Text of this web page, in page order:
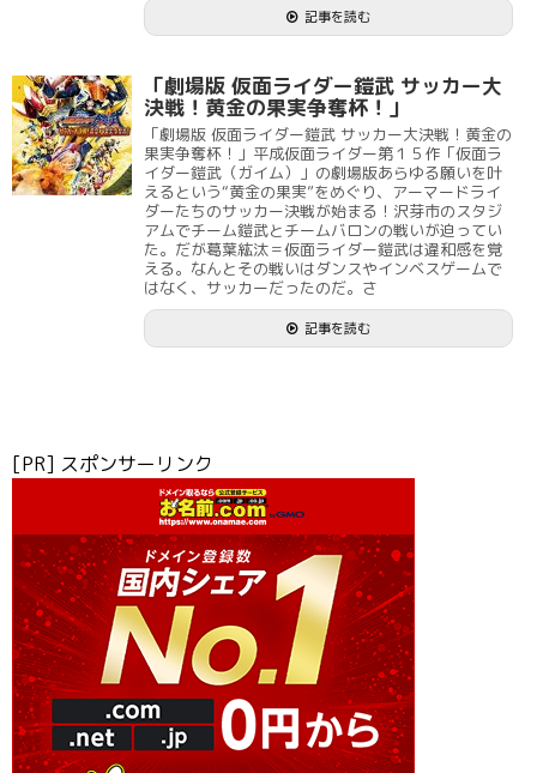
記事を読む
「劇場版 仮面ライダー鎧武 サッカー大
決戦！黄金の果実争奪杯！」
「劇場版 仮面ライダー鎧武 サッカー大決戦！黄金の
果実争奪杯！」平成仮面ライダー第１５作「仮面ラ
イダー鎧武（ガイム）」の劇場版あらゆる願いを叶
えるという“黄金の果実”をめぐり、アーマードライ
ダーたちのサッカー決戦が始まる！沢芽市のスタジ
アムでチーム鎧武とチームバロンの戦いが迫ってい
た。だが葛葉紘汰＝仮面ライダー鎧武は違和感を覚
える。なんとその戦いはダンスやインベスゲームで
はなく、サッカーだったのだ。さ
記事を読む
[PR] スポンサーリンク